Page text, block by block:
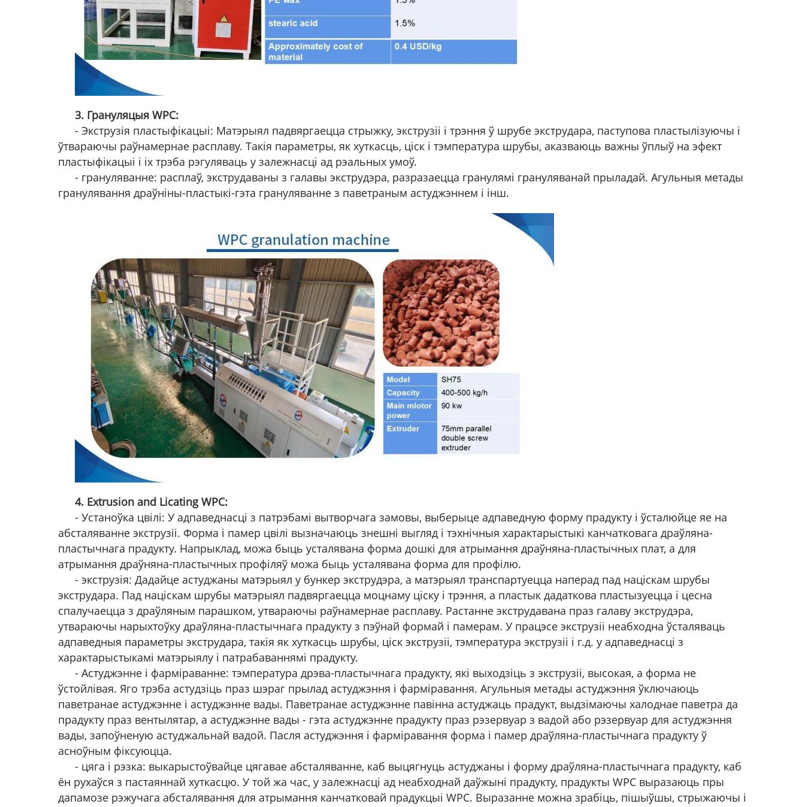
3. Грануляцыя WPC:
- Экструзія пластыфікацыі: Матэрыял падвяргаецца стрыжку, экструзіі і трэння ў шрубе экструдара, паступова пластылізуючы і
ўтвараючы раўнамернае расплаву. Такія параметры, як хуткасць, ціск і тэмпература шрубы, аказваюць важны ўплыў на эфект
пластыфікацыі і іх трэба рэгуляваць у залежнасці ад рэальных умоў.
- грануляванне: расплаў, экструдаваны з галавы экструдэра, разразаецца гранулямі грануляванай прыладай. Агульныя метады
гранулявання драўніны-пластыкі-гэта грануляванне з паветраным астуджэннем і інш.
4. Extrusion and Licating WPC:
- Устаноўка цвілі: У адпаведнасці з патрэбамі вытворчага замовы, выберыце адпаведную форму прадукту і ўсталюйце яе на
абсталяванне экструзіі. Форма і памер цвілі вызначаюць знешні выгляд і тэхнічныя характарыстыкі канчатковага драўляна-
пластычнага прадукту. Напрыклад, можа быць усталявана форма дошкі для атрымання драўняна-пластычных плат, а для
атрымання драўняна-пластычных профіляў можа быць усталявана форма для профілю.
- экструзія: Дадайце астуджаны матэрыял у бункер экструдэра, а матэрыял транспартуецца наперад пад націскам шрубы
экструдара. Пад націскам шрубы матэрыял падвяргаецца моцнаму ціску і трэння, а пластык дадаткова пластызуецца і цесна
спалучаецца з драўляным парашком, утвараючы раўнамернае расплаву. Растанне экструдавана праз галаву экструдэра,
утвараючы нарыхтоўку драўляна-пластычнага прадукту з пэўнай формай і памерам. У працэсе экструзіі неабходна ўсталяваць
адпаведныя параметры экструдара, такія як хуткасць шрубы, ціск экструзіі, тэмпература экструзіі і г.д. у адпаведнасці з
характарыстыкамі матэрыялу і патрабаваннямі прадукту.
- Астуджэнне і фарміраванне: тэмпература дрэва-пластычнага прадукту, які выходзіць з экструзіі, высокая, а форма не
ўстойлівая. Яго трэба астудзіць праз шэраг прылад астуджэння і фарміравання. Агульныя метады астуджэння ўключаюць
паветранае астуджэнне і астуджэнне вады. Паветранае астуджэнне павінна астуджаць прадукт, выдзімаючы халоднае паветра да
прадукту праз вентылятар, а астуджэнне вады - гэта астуджэнне прадукту праз рэзервуар з вадой або рэзервуар для астуджэння
вады, запоўненую астуджальнай вадой. Пасля астуджэння і фарміравання форма і памер драўляна-пластычнага прадукту ў
асноўным фіксуюцца.
- цяга і рэзка: выкарыстоўвайце цягавае абсталяванне, каб выцягнуць астуджаны і форму драўляна-пластычнага прадукту, каб
ён рухаўся з пастаяннай хуткасцю. У той жа час, у залежнасці ад неабходнай даўжыні прадукту, прадукты WPC выразаюць пры
дапамозе рэжучага абсталявання для атрымання канчатковай прадукцыі WPC. Выразанне можна зрабіць, пішыўшы, стрыжаючы і